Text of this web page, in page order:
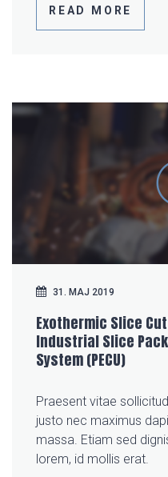
READ MORE
31. MAJ 2019
Exothermic Slice
Industrial Slice
System (PECU)
Praesent vitae
justo nec maximus
massa. Etiam sed
lorem, id mollis erat.